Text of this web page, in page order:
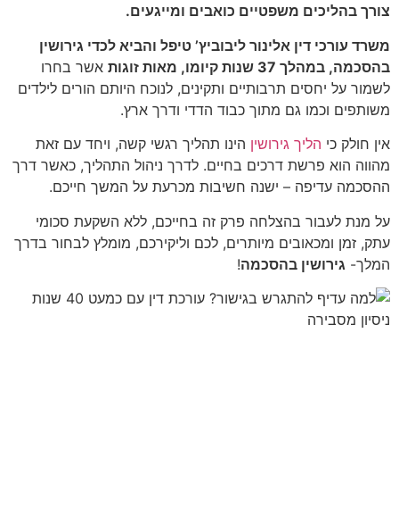
צורך בהליכים משפטיים כואבים ומייגעים.
משרד עורכי דין אלינור ליבוביץ’ טיפל והביא לכדי גירושין
בהסכמה, במהלך 37 שנות קיומו, מאות זוגות
אשר בחרו
לשמור על יחסים תרבותיים ותקינים, לנוכח היותם הורים לילדים
משותפים וכמו גם מתוך כבוד הדדי ודרך ארץ.
אין חולק כי הליך גירושין הינו תהליך רגשי קשה, ויחד עם זאת
מהווה הוא פרשת דרכים בחיים. לדרך ניהול התהליך, כאשר דרך
ההסכמה עדיפה – ישנה חשיבות מכרעת על המשך חייכם.
על מנת לעבור בהצלחה פרק זה בחייכם, ללא השקעת סכומי
עתק, זמן ומכאובים מיותרים, לכם וליקירכם, מומלץ לבחור בדרך
המלך- גירושין בהסכמה!